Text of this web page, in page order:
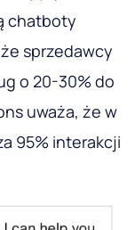
chatboty
sprzedawcy
o 20-30% do
uważa, że ​​w
95% interakcji